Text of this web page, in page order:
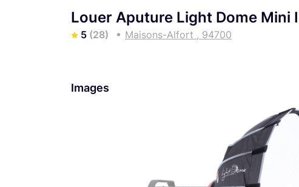
Louer Aputure Light Dome Mini
5 (28) Maisons-Alfort , 94700
Images